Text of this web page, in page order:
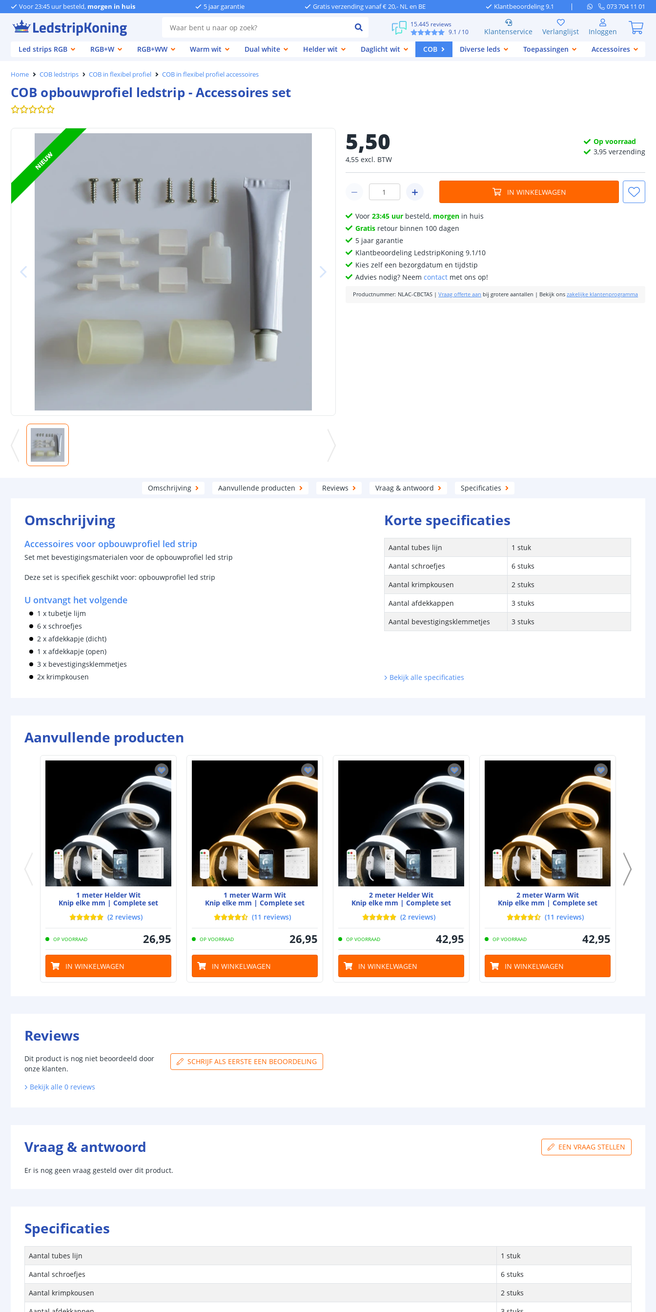
Voor 23:45 uur besteld, morgen in huis 5 jaar garantie Gratis verzending vanaf € 20,- NL en BE Klantbeoordeling 9.1 073 704 11 01
15.445 reviews
9.1 / 10 Klantenservice Verlanglijst
Inloggen
Led strips RGB
RGB+W RGB+WW Warm wit Dual white Helder wit Daglicht wit COB Diverse leds Toepassingen Accessoires
Home COB ledstrips COB in flexibel profiel COB in flexibel profiel accessoires
COB opbouwprofiel ledstrip - Accessoires set
NIEUW
5,50
4,55 excl. BTW
Op voorraad
3,95 verzending
IN WINKELWAGEN
Voor23:45 uur besteld, morgen in huis
Gratis retour binnen 100 dagen
5 jaar garantie
Klantbeoordeling LedstripKoning 9.1/10
Kies zelf een bezorgdatum en tijdstip
Advies nodig? Neemcontact met ons op!
Productnummer: NLAC-CBCTAS |Vraag offerte aan bij grotere aantallen | Bekijk ons zakelijke klantenprogramma
Omschrijving Aanvullende producten Reviews Vraag & antwoord Specificaties
Omschrijving
Accessoires voor opbouwprofiel led strip
Set met bevestigingsmaterialen voor de opbouwprofiel led strip
Deze set is specifiek geschikt voor: opbouwprofiel led strip
U ontvangt het volgende
1 x tubetje lijm
6 x schroefjes
2 x afdekkapje (dicht)
1 x afdekkapje (open)
3 x bevestigingsklemmetjes
2x krimpkousen
Korte specificaties
Aantal tubes lijn
1 stuk
Aantal schroefjes
6 stuks
Aantal krimpkousen
2 stuks
Aantal afdekkappen
3 stuks
Aantal bevestigingsklemmetjes
3 stuks
Bekijk alle specificaties
Aanvullende producten
1 meter Helder Wit
Knip elke mm | Complete set
(2 reviews)
OP VOORRAAD 26,95
IN WINKELWAGEN
1 meter Warm Wit
Knip elke mm | Complete set
(11 reviews)
OP VOORRAAD 26,95
IN WINKELWAGEN
2 meter Helder Wit
Knip elke mm | Complete set
(2 reviews)
OP VOORRAAD 42,95
IN WINKELWAGEN
2 meter Warm Wit
Knip elke mm | Complete set
(11 reviews)
OP VOORRAAD 42,95
IN WINKELWAGEN
Reviews
Dit product is nog niet beoordeeld door
onze klanten.
SCHRIJF ALS EERSTE EEN BEOORDELING
Bekijk alle 0 reviews
Vraag & antwoord EEN VRAAG STELLEN
Er is nog geen vraag gesteld over dit product.
Specificaties
Aantal tubes lijn
1 stuk
Aantal schroefjes
6 stuks
Aantal krimpkousen
2 stuks